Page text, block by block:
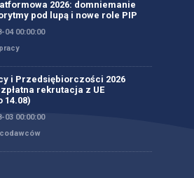
2026: domniemanie
pod lupą i nowe role PIP
04 00:00:00
i Przedsiębiorczości 2026
rekrutacja z UE
14.08)
03 00:00:00